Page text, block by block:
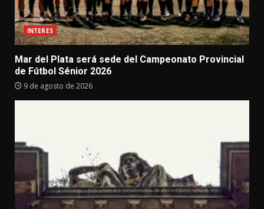
INTERES
Mar del Plata será sede del Campeonato Provincial
de Fútbol Sénior 2026
9 de agosto de 2026